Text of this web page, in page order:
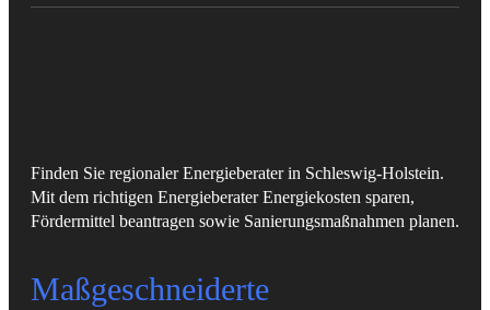
Finden Sie regionaler Energieberater in Schleswig-Holstein.
Mit dem richtigen Energieberater Energiekosten sparen,
Fördermittel beantragen sowie Sanierungsmaßnahmen planen.
Maßgeschneiderte